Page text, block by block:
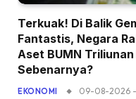
Terkuak! Di Balik
Fantastis, Negara
Aset BUMN
Sebenarnya?
EKONOMI 09-08-2026